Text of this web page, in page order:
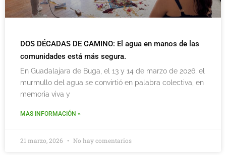
DOS DÉCADAS DE CAMINO: El agua en manos de las
comunidades está más segura.
En Guadalajara de Buga, el 13 y 14 de marzo de 2026, el
murmullo del agua se convirtió en palabra colectiva, en
memoria viva y
MAS INFORMACIÓN »
21 marzo, 2026 No hay comentarios